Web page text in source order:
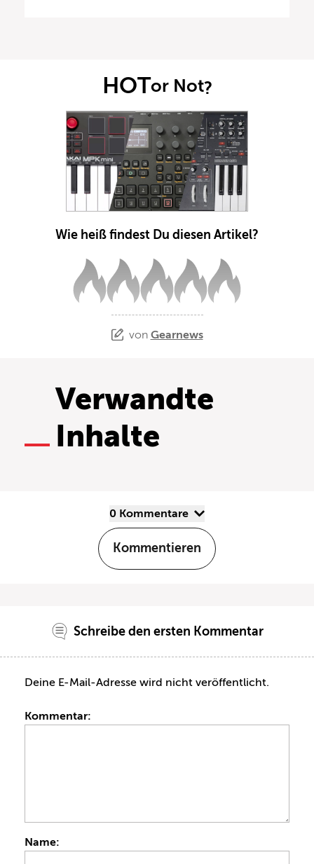
HOTor Not?
Wie heiß findest Du diesen Artikel?
von Gearnews
Verwandte
Inhalte
0 Kommentare
Kommentieren
Schreibe den ersten Kommentar
Deine E-Mail-Adresse wird nicht veröffentlicht.
Kommentar:
Name: